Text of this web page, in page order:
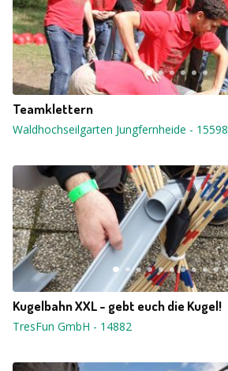
Teamklettern
Waldhochseilgarten Jungfernheide - 15598
Kugelbahn XXL - gebt euch die Kugel!
TresFun GmbH - 14882